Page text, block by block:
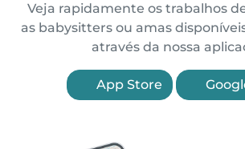
Veja rapidamente os trabalhos
as babysitters ou amas
através da nossa
App Store